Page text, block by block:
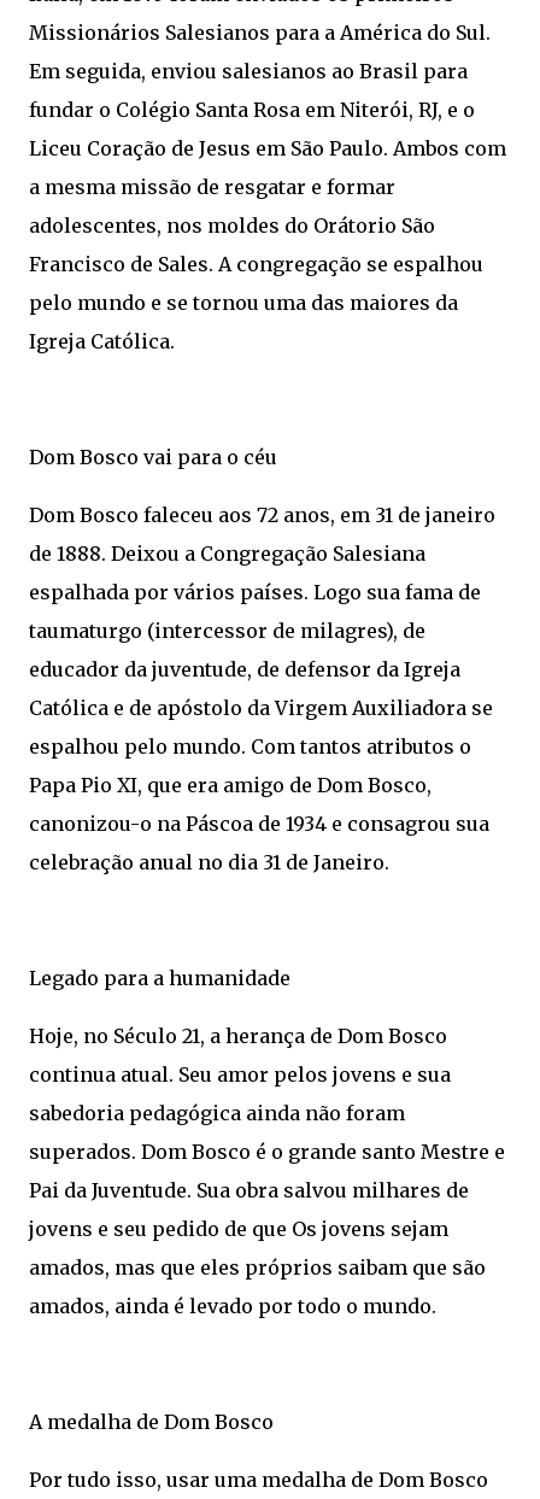
Missionários Salesianos para a América do Sul.
Em seguida, enviou salesianos ao Brasil para
fundar o Colégio Santa Rosa em Niterói, RJ, e o
Liceu Coração de Jesus em São Paulo. Ambos com
a mesma missão de resgatar e formar
adolescentes, nos moldes do Orátorio São
Francisco de Sales. A congregação se espalhou
pelo mundo e se tornou uma das maiores da
Igreja Católica.
Dom Bosco vai para o céu
Dom Bosco faleceu aos 72 anos, em 31 de janeiro
de 1888. Deixou a Congregação Salesiana
espalhada por vários países. Logo sua fama de
taumaturgo (intercessor de milagres), de
educador da juventude, de defensor da Igreja
Católica e de apóstolo da Virgem Auxiliadora se
espalhou pelo mundo. Com tantos atributos o
Papa Pio XI, que era amigo de Dom Bosco,
canonizou-o na Páscoa de 1934 e consagrou sua
celebração anual no dia 31 de Janeiro.
Legado para a humanidade
Hoje, no Século 21, a herança de Dom Bosco
continua atual. Seu amor pelos jovens e sua
sabedoria pedagógica ainda não foram
superados. Dom Bosco é o grande santo Mestre e
Pai da Juventude. Sua obra salvou milhares de
jovens e seu pedido de que Os jovens sejam
amados, mas que eles próprios saibam que são
amados, ainda é levado por todo o mundo.
A medalha de Dom Bosco
Por tudo isso, usar uma medalha de Dom Bosco